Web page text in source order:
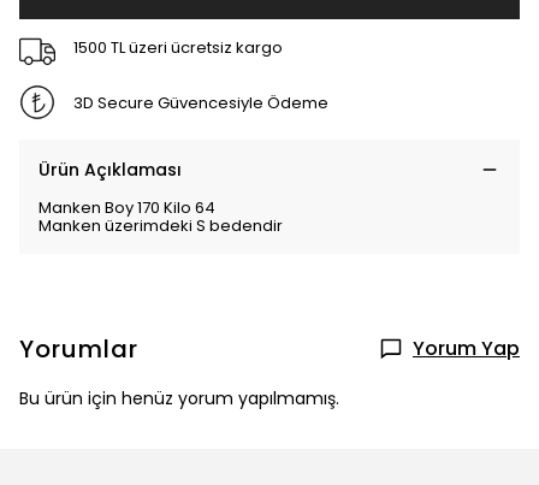
1500 TL üzeri ücretsiz kargo
3D Secure Güvencesiyle Ödeme
Ürün Açıklaması
Manken Boy 170 Kilo 64
Manken üzerimdeki S bedendir
Yorumlar Yorum Yap
Bu ürün için henüz yorum yapılmamış.